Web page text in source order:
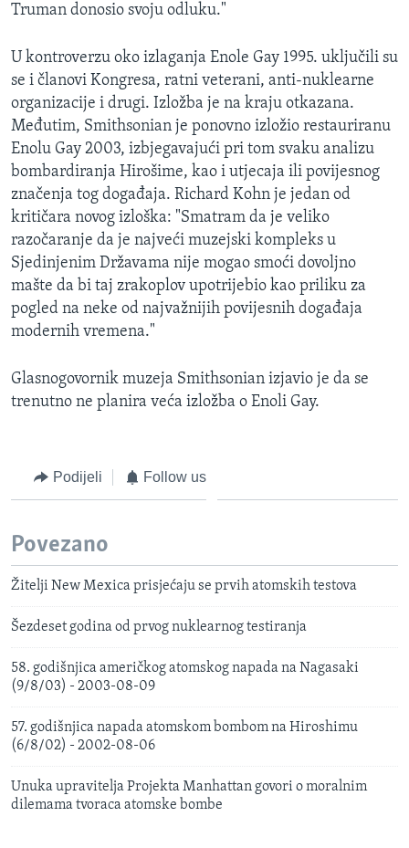
Truman donosio svoju odluku."
U kontroverzu oko izlaganja Enole Gay 1995. uključili su
se i članovi Kongresa, ratni veterani, anti-nuklearne
organizacije i drugi. Izložba je na kraju otkazana.
Međutim, Smithsonian je ponovno izložio restauriranu
Enolu Gay 2003, izbjegavajući pri tom svaku analizu
bombardiranja Hirošime, kao i utjecaja ili povijesnog
značenja tog događaja. Richard Kohn je jedan od
kritičara novog izloška: "Smatram da je veliko
razočaranje da je najveći muzejski kompleks u
Sjedinjenim Državama nije mogao smoći dovoljno
mašte da bi taj zrakoplov upotrijebio kao priliku za
pogled na neke od najvažnijih povijesnih događaja
modernih vremena."
Glasnogovornik muzeja Smithsonian izjavio je da se
trenutno ne planira veća izložba o Enoli Gay.
Podijeli Follow us
Povezano
Žitelji New Mexica prisjećaju se prvih atomskih testova
Šezdeset godina od prvog nuklearnog testiranja
58. godišnjica američkog atomskog napada na Nagasaki
(9/8/03) - 2003-08-09
57. godišnjica napada atomskom bombom na Hiroshimu
(6/8/02) - 2002-08-06
Unuka upravitelja Projekta Manhattan govori o moralnim
dilemama tvoraca atomske bombe